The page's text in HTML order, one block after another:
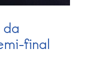
da
final